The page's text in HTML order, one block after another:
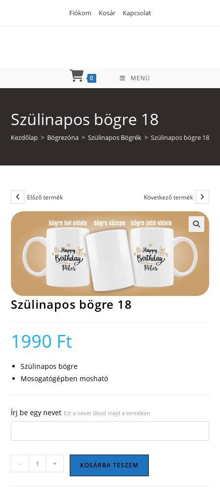
Fiókom Kosár Kapcsolat
0 MENÜ
Szülinapos bögre 18
Kezdőlap > Bögrezóna > Szülinapos Bögrék > Szülinapos bögre 18
Előző termék Következő termék
Szülinapos bögre 18
1990 Ft
Szülinapos bögre
Mosogatógépben mosható
Írj be egy nevet Ezt a nevet látod majd a terméken
Szülinapos
bögre
- + KOSÁRBA TESZEM